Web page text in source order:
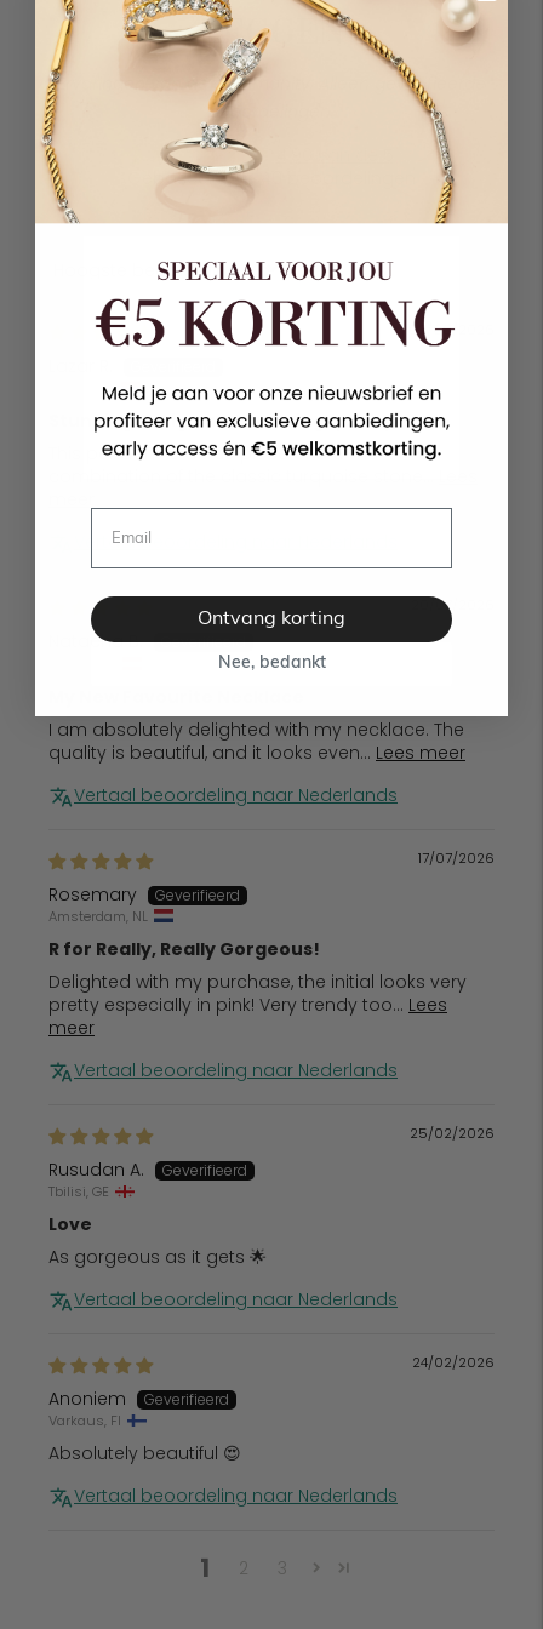
ZEGGEN
Gebaseerd op 40 beoordelingen
02/08/2026
Čačak, RS
Stunning design and amazing quality
This pendant is a true piece of art. The
Vertaal beoordeling naar Nederlands
20/07/2026
Natacha B.
I am absolutely delighted with my necklace. The
quality is beautiful, and it looks even... Lees meer
Vertaal beoordeling naar Nederlands
17/07/2026
Rosemary
Amsterdam, NL
R for Really, Really Gorgeous!
Delighted with my purchase, the initial looks very
pretty especially in pink! Very trendy too... Lees
meer
Vertaal beoordeling naar Nederlands
25/02/2026
Rusudan A.
Tbilisi, GE
Love
As gorgeous as it gets 🌟
Vertaal beoordeling naar Nederlands
24/02/2026
Anoniem
Varkaus, FI
Absolutely beautiful 😍
Vertaal beoordeling naar Nederlands
1 2 3
Ontvang korting
Nee, bedankt